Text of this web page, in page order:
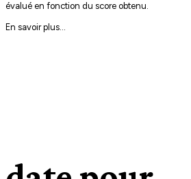
évalué en fonction du score obtenu.
En savoir plus...